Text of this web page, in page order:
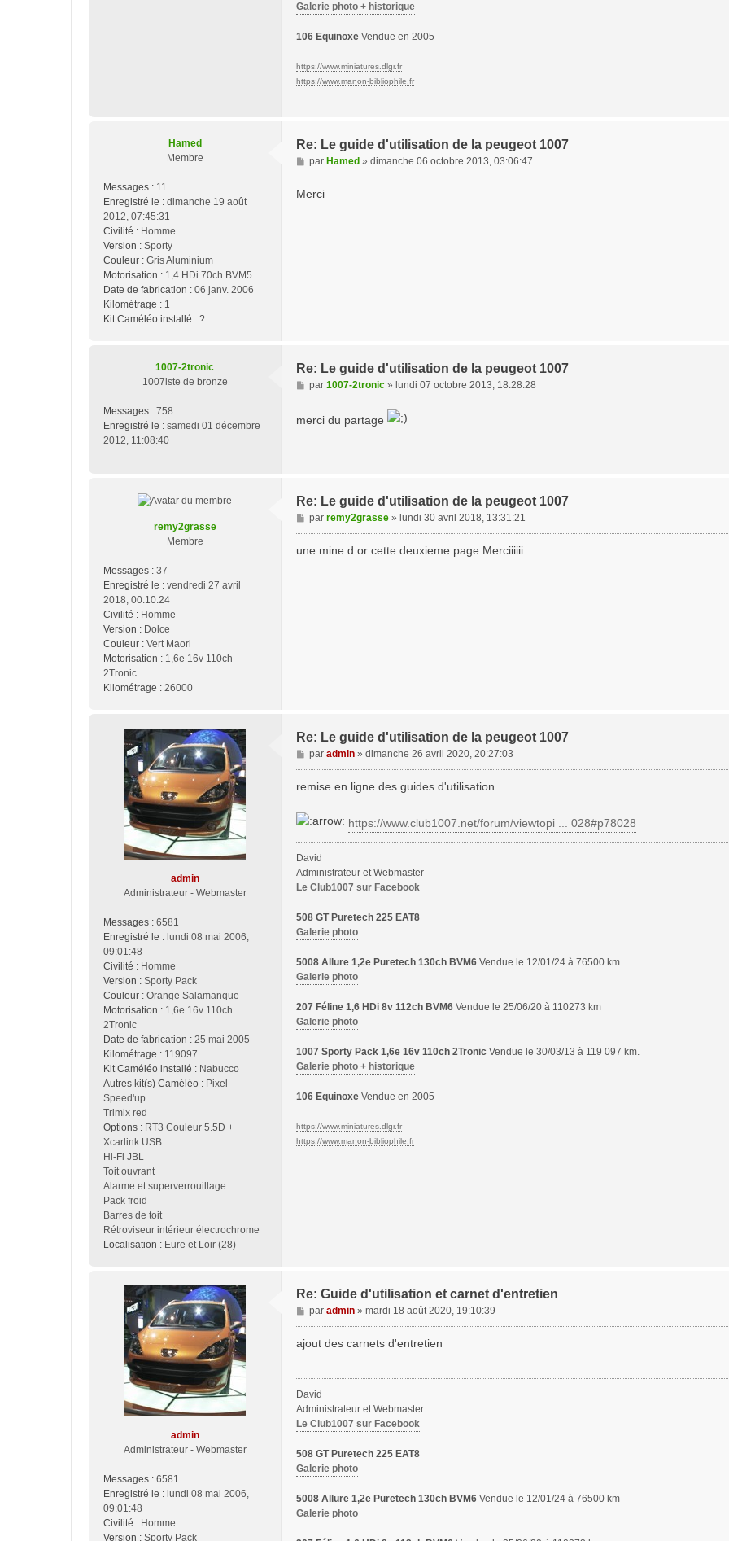
Galerie photo + historique
106 Equinoxe Vendue en 2005
https://www.miniatures.dlgr.fr
https://www.manon-bibliophile.fr
Hamed
Membre
Messages : 11
Enregistré le : dimanche 19 août
2012, 07:45:31
Civilité : Homme
Version : Sporty
Couleur : Gris Aluminium
Motorisation : 1,4 HDi 70ch BVM5
Date de fabrication : 06 janv. 2006
Kilométrage : 1
Kit Caméléo installé : ?
Re: Le guide d'utilisation de la peugeot 1007
M
e
s
par Hamed » dimanche 06 octobre 2013, 03:06:47
Merci
1007-2tronic
1007iste de bronze
Messages : 758
Enregistré le : samedi 01 décembre
2012, 11:08:40
Re: Le guide d'utilisation de la peugeot 1007
M
e
par 1007-2tronic» lundi 07 octobre 2013, 18:28:28
merci du partage
remy2grasse
Membre
Messages : 37
Enregistré le : vendredi 27 avril
2018, 00:10:24
Civilité : Homme
Version : Dolce
Couleur : Vert Maori
Motorisation : 1,6e 16v 110ch
2Tronic
Kilométrage : 26000
Re: Le guide d'utilisation de la peugeot 1007
M
e
s
par remy2grasse» lundi 30 avril 2018, 13:31:21
une mine d or cette deuxieme page Merciiiiii
admin
Administrateur - Webmaster
Messages : 6581
Enregistré le : lundi 08 mai 2006,
09:01:48
Civilité : Homme
Version : Sporty Pack
Couleur : Orange Salamanque
Motorisation : 1,6e 16v 110ch
2Tronic
Date de fabrication : 25 mai 2005
Kilométrage : 119097
Kit Caméléo installé : Nabucco
Autres kit(s) Caméléo : Pixel
Speed'up
Trimix red
Options : RT3 Couleur 5.5D +
Xcarlink USB
Hi-Fi JBL
Toit ouvrant
Alarme et superverrouillage
Pack froid
Barres de toit
Rétroviseur intérieur électrochrome
Localisation : Eure et Loir (28)
Re: Le guide d'utilisation de la peugeot 1007
M
e
s
a
g
e
par admin» dimanche 26 avril 2020, 20:27:03
remise en ligne des guides d'utilisation
https://www.club1007.net/forum/viewtopi ... 028#p78028
David
Administrateur et Webmaster
Le Club1007 sur Facebook
508 GT Puretech 225 EAT8
Galerie photo
5008 Allure 1,2e Puretech 130ch BVM6 Vendue le 12/01/24 à 76500 km
Galerie photo
207 Féline 1,6 HDi 8v 112ch BVM6 Vendue le 25/06/20 à 110273 km
Galerie photo
1007 Sporty Pack 1,6e 16v 110ch 2Tronic Vendue le 30/03/13 à 119 097 km.
Galerie photo + historique
106 Equinoxe Vendue en 2005
https://www.miniatures.dlgr.fr
https://www.manon-bibliophile.fr
admin
Administrateur - Webmaster
Messages : 6581
Enregistré le : lundi 08 mai 2006,
09:01:48
Civilité : Homme
Version : Sporty Pack
Re: Guide d'utilisation et carnet d'entretien
M
e
s
e
par admin» mardi 18 août 2020, 19:10:39
ajout des carnets d'entretien
David
Administrateur et Webmaster
Le Club1007 sur Facebook
508 GT Puretech 225 EAT8
Galerie photo
5008 Allure 1,2e Puretech 130ch BVM6 Vendue le 12/01/24 à 76500 km
Galerie photo